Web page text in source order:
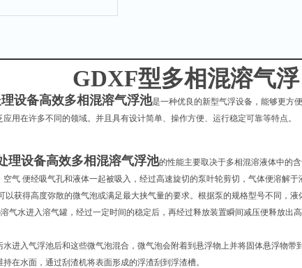
GDXF型多相混溶气浮
设备高效多相混溶气浮池是一种优良的新型气浮设备，能够更方
用在许多不同的领域。并且具有设计简单、操作方便、运行稳定可靠等特点。
理设备高效多相混溶气浮池的性能主要取决于多相混溶液体中的
空气 便经吸气孔和液体一起被吸入，经过高速旋切的泵叶轮剪切，气体便溶解
以获得高度弥散的微气泡或满足最大挟气量的要求。根据泵的规格型号不同，液
气水进入溶气罐，经过一定时间的稳定后，再经过释放装置瞬间减压便释放出
水进入气浮池后和这些微气泡混合，微气泡会附着到悬浮物上并将固体悬浮物带
在水面，通过刮渣机将表面形成的浮渣刮到浮渣槽。